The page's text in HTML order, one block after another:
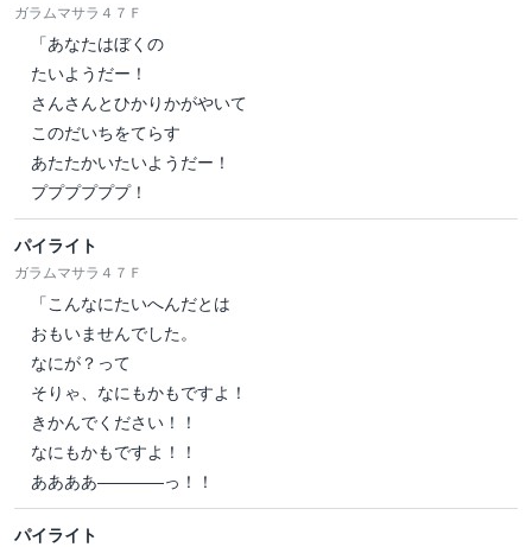
ガラムマサラ４７Ｆ
「あなたはぼくの
たいようだー！
さんさんとひかりかがやいて
このだいちをてらす
あたたかいたいようだー！
ププププププ！
パイライト
ガラムマサラ４７Ｆ
「こんなにたいへんだとは
おもいませんでした。
なにが？って
そりゃ、なにもかもですよ！
きかんでください！！
なにもかもですよ！！
ああああ――――っ！！
パイライト